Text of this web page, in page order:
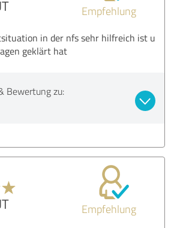
Empfehlung
in der nfs sehr hilfreich ist u
geklärt hat
Bewertung zu:
Empfehlung